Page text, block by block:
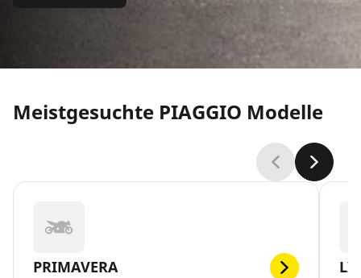
Meistgesuchte PIAGGIO Modelle
PRIMAVERA